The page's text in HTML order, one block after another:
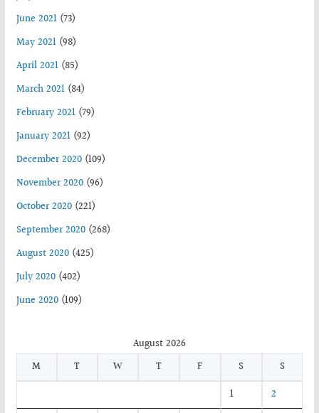
June 2021(73)
May 2021(98)
April 2021(85)
March 2021(84)
February 2021(79)
January 2021(92)
December 2020(109)
November 2020(96)
October 2020(221)
September 2020(268)
August 2020(425)
July 2020(402)
June 2020(109)
August 2026
M
T W T F S
S
1
2